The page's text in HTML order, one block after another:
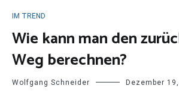
IM TREND
Wie kann man den
Weg berechnen?
Wolfgang Schneider Dezember